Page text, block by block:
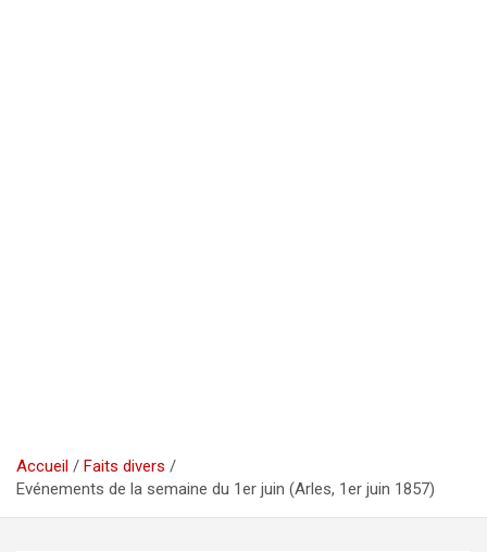
Accueil
Faits divers
Evénements de la semaine du 1er juin (Arles, 1er juin 1857)